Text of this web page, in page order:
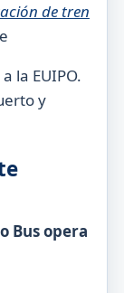
de tren
la EUIPO.
y
Bus opera